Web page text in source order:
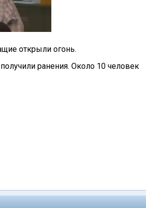
открыли огонь.
ранения. Около 10 человек